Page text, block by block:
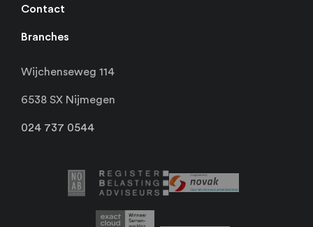
Contact
Branches
Wijchenseweg 114
6538 SX Nijmegen
024 737 0544